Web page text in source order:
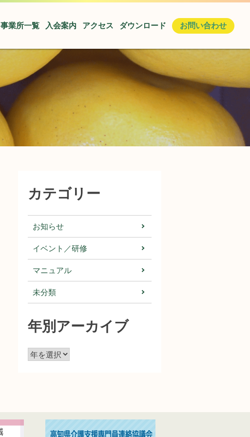
事業所一覧 入会案内 アクセス ダウンロード お問い合わせ
カテゴリー
お知らせ
イベント／研修
マニュアル
未分類
年別アーカイブ
ア
ー